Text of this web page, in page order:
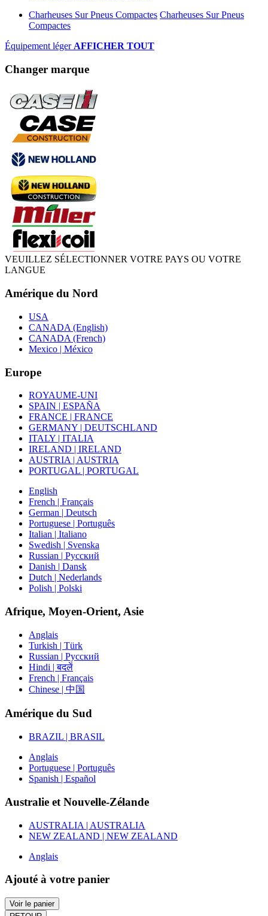
Charheuses Sur Pneus Compactes Charheuses Sur Pneus
Compactes
Équipement léger AFFICHER TOUT
Changer marque
VEUILLEZ SÉLECTIONNER VOTRE PAYS OU VOTRE
LANGUE
Amérique du Nord
USA
CANADA (English)
CANADA (French)
Mexico | México
Europe
ROYAUME-UNI
SPAIN | ESPAÑA
FRANCE | FRANCE
GERMANY | DEUTSCHLAND
ITALY | ITALIA
IRELAND | IRELAND
AUSTRIA | AUSTRIA
PORTUGAL | PORTUGAL
English
French | Français
German | Deutsch
Portuguese | Português
Italian | Italiano
Swedish | Svenska
Russian | Русский
Danish | Dansk
Dutch | Nederlands
Polish | Polski
Afrique, Moyen-Orient, Asie
Anglais
Turkish | Türk
Russian | Русский
Hindi | बदलें
French | Français
Chinese | 中国
Amérique du Sud
BRAZIL | BRASIL
Anglais
Portuguese | Português
Spanish | Español
Australie et Nouvelle-Zélande
AUSTRALIA | AUSTRALIA
NEW ZEALAND | NEW ZEALAND
Anglais
Ajouté à votre panier
Voir le panier